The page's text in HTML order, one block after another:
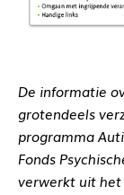
De informatie
grotendeels
programma
Fonds
verwerkt uit het